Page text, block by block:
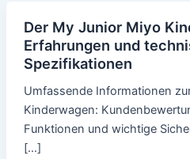
Der My Junior Miyo
Erfahrungen und
Spezifikationen
Umfassende Informationen
Kinderwagen:
Funktionen und wichtige
[…]